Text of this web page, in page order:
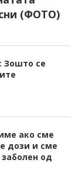
(ФОТО)
се
ако сме
дози и сме
од